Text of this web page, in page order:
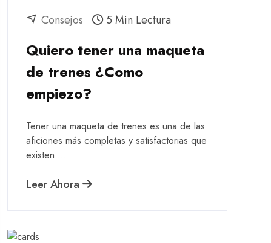
Consejos 5 Min Lectura
Quiero tener una maqueta
de trenes ¿Como
empiezo?
Tener una maqueta de trenes es una de las
aficiones más completas y satisfactorias que
existen....
Leer Ahora